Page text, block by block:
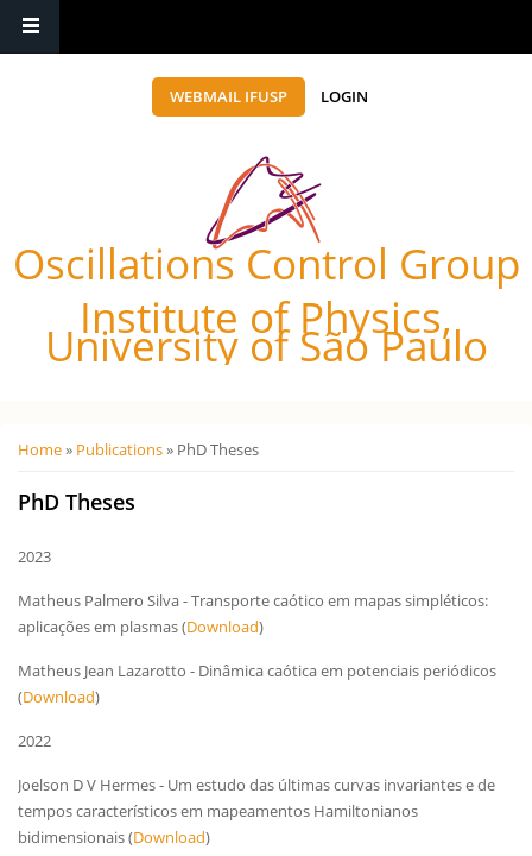
WEBMAIL IFUSP LOGIN
Oscillations Control Group
Institute of Physics,
University of São Paulo
Você está aqui
Home» Publications» PhD Theses
PhD Theses
2023
Matheus Palmero Silva - Transporte caótico em mapas simpléticos:
aplicações em plasmas (Download)
Matheus Jean Lazarotto - Dinâmica caótica em potenciais periódicos
(Download)
2022
Joelson D V Hermes - Um estudo das últimas curvas invariantes e de
tempos característicos em mapeamentos Hamiltonianos
bidimensionais (Download)